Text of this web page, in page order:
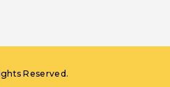
Reserved.